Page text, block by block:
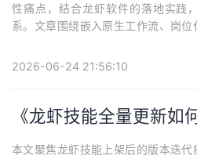
性痛点，结合龙虾软件的落地实践
系。文章围绕嵌入原生工作流、岗
量化配置适配、分级无感权限管控
2026-06-24 21:56:10
《龙虾技能全量更新如
本文聚焦龙虾技能上架后的版本迭